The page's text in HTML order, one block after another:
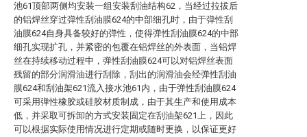
池61顶部两侧均安装一组安装刮油结构62，当经过拉拔后
的铝焊丝穿过弹性刮油膜624的中部细孔时，由于弹性刮
油膜624自身具备较好的弹性，使得弹性刮油膜624的中部
细孔实现扩孔，并紧密的包覆在铝焊丝的外表面，当铝焊
丝在持续移动过程中，弹性刮油膜624可以对铝焊丝表面
残留的部分润滑油进行刮除，刮出的润滑油会经弹性刮油
膜624和刮油架621流入接水池61内，由于弹性刮油膜624
可采用弹性橡胶或硅胶材质制成，由于其生产和使用成本
低，并采取可拆卸的方式安装固定在刮油架621上，因此
可以根据实际使用情况进行定期或随时更换，以保证更好